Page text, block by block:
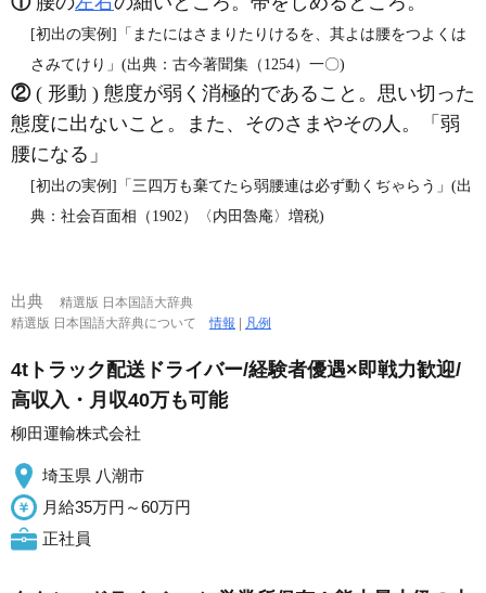
[初出の実例]「またにはさまりたりけるを、其よは腰をつよくは
さみてけり」(出典：古今著聞集（1254）一〇)
②( 形動 ) 態度が弱く消極的であること。思い切った
態度に出ないこと。また、そのさまやその人。「弱
腰になる」
[初出の実例]「三四万も棄てたら弱腰連は必ず動くぢゃらう」(出
典：社会百面相（1902）〈内田魯庵〉増税)
出典
精選版 日本国語大辞典
精選版 日本国語大辞典について情報 凡例
4tトラック配送ドライバー/経験者優遇×即戦力歓迎/
高収入・月収40万も可能
柳田運輸株式会社
埼玉県 八潮市
月給35万円～60万円
正社員